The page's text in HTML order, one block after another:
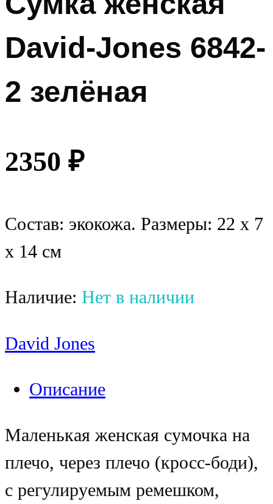
David-Jones 6842-
2 зелёная
2350 ₽
Состав: экокожа. Размеры: 22 x 7
x 14 см
Наличие: Нет в наличии
David Jones
Описание
Маленькая женская сумочка на
плечо, через плечо (кросс-боди),
с регулируемым ремешком,